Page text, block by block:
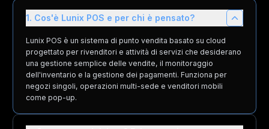
1. Cos'è Lunix POS e per chi è pensato?
Lunix POS è un sistema di punto vendita basato su cloud
progettato per rivenditori e attività di servizi che desiderano
una gestione semplice delle vendite, il monitoraggio
dell'inventario e la gestione dei pagamenti. Funziona per
negozi singoli, operazioni multi-sede e venditori mobili
come pop-up.